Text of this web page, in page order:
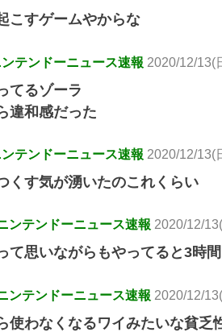
こすゲームやからな
テンドーニュース速報 2020/12/13(
てるゾーラ
違和感だった
テンドーニュース速報 2020/12/13(
くす気が湧いたのこれくらい
ンテンドーニュース速報 2020/12/
て思いながらもやってると3時
ンテンドーニュース速報 2020/12/
使わなくなるワイみたいな貧乏